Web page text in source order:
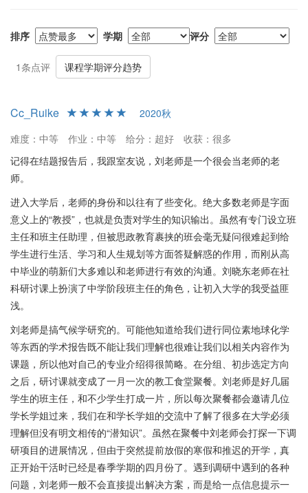
排序 学期 评分
1条点评 课程学期评分趋势
Cc_Ruike
2020秋
难度：中等
作业：中等 给分：超好
收获：很多
记得在结题报告后，我跟室友说，刘老师是一个很会当老师的老
师。
进入大学后，老师的身份和以往有了些变化。绝大多数老师是字面
意义上的“教授”，也就是负责对学生的知识输出。虽然有专门设立班
主任和班主任助理，但被思政教育裹挟的班会毫无疑问很难起到给
学生进行生活、学习和人生规划等方面答疑解惑的作用，而刚从高
中毕业的萌新们大多难以和老师进行有效的沟通。刘晓东老师在社
科研讨课上扮演了中学阶段班主任的角色，让初入大学的我受益匪
浅。
刘老师是搞气候学研究的。可能他知道给我们进行同位素地球化学
等东西的学术报告既不能让我们理解也很难让我们以相关内容作为
课题，所以他对自己的专业介绍得很简略。在分组、初步选定方向
之后，研讨课就变成了一月一次的教工食堂聚餐。刘老师是好几届
学生的班主任，和不少学生打成一片，所以每次聚餐都会邀请几位
学长学姐过来，我们在和学长学姐的交流中了解了很多在大学必须
理解但没有明文相传的“潜知识”。虽然在聚餐中刘老师会打探一下调
研项目的进展情况，但由于突然提前放假的寒假和推迟的开学，真
正开始干活时已经是春季学期的四月份了。遇到调研中遇到的各种
问题，刘老师一般不会直接提出解决方案，而是给一点信息提示一